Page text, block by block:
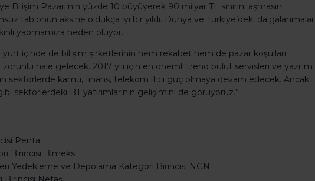
Bilişim Pazarı’nın yüzde 10 büyüyerek 90 milyar TL sınırını aşmasını
tablonun aksine oldukça iyi bir yıldı. Dünya ve Türkiye’deki dalgalanmalar
yapmamıza neden oluyor.
içinde de bilişim şirketlerinin hem rekabet hem de pazar koşulları
hale gelecek. 2017 yılı için en önemli trend bulut servisleri ve yazılım
sektörlerde kamu, finans, telekom itici güç olmaya devam edecek. Ancak
sektörlerdeki BT yatırımlarının gelişimini de görüyoruz.”
Penta
Birincisi Bimeks
Yedekleme ve Depolama Kategori Birincisi NGN